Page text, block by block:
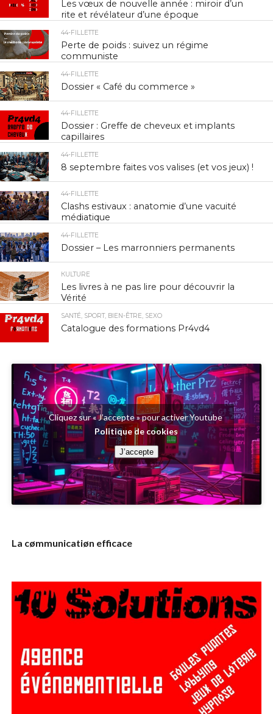
Les vœux de nouvelle année : miroir d’un
rite et révélateur d’une époque
44-FILLETTE
Perte de poids : suivez un régime
communiste
44-FILLETTE
Dossier « Café du commerce »
44-FILLETTE
Dossier : Greffe de cheveux et implants
capillaires
44-FILLETTE
8 septembre faites vos valises (et vos jeux) !
44-FILLETTE
Clashs estivaux : anatomie d’une vacuité
médiatique
44-FILLETTE
Dossier – Les marronniers permanents
КULTURE
Les livres à ne pas lire pour découvrir la
Vérité
SANTÉ, SPORT, BIEN-ÊTRE, SEXO
Catalogue des formations Pr4vd4
Cliquez sur « J’accepte » pour activer Youtube
Politique de cookies
J’accepte
La cømmunicatiøn efficace